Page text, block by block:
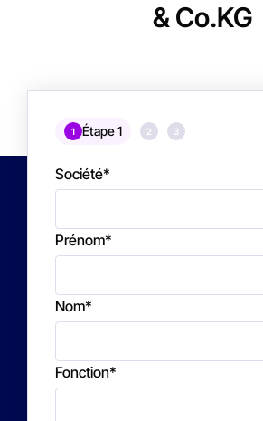
& Co.KG
1 Étape 1 2 3
Société*
Prénom*
Nom*
Fonction*